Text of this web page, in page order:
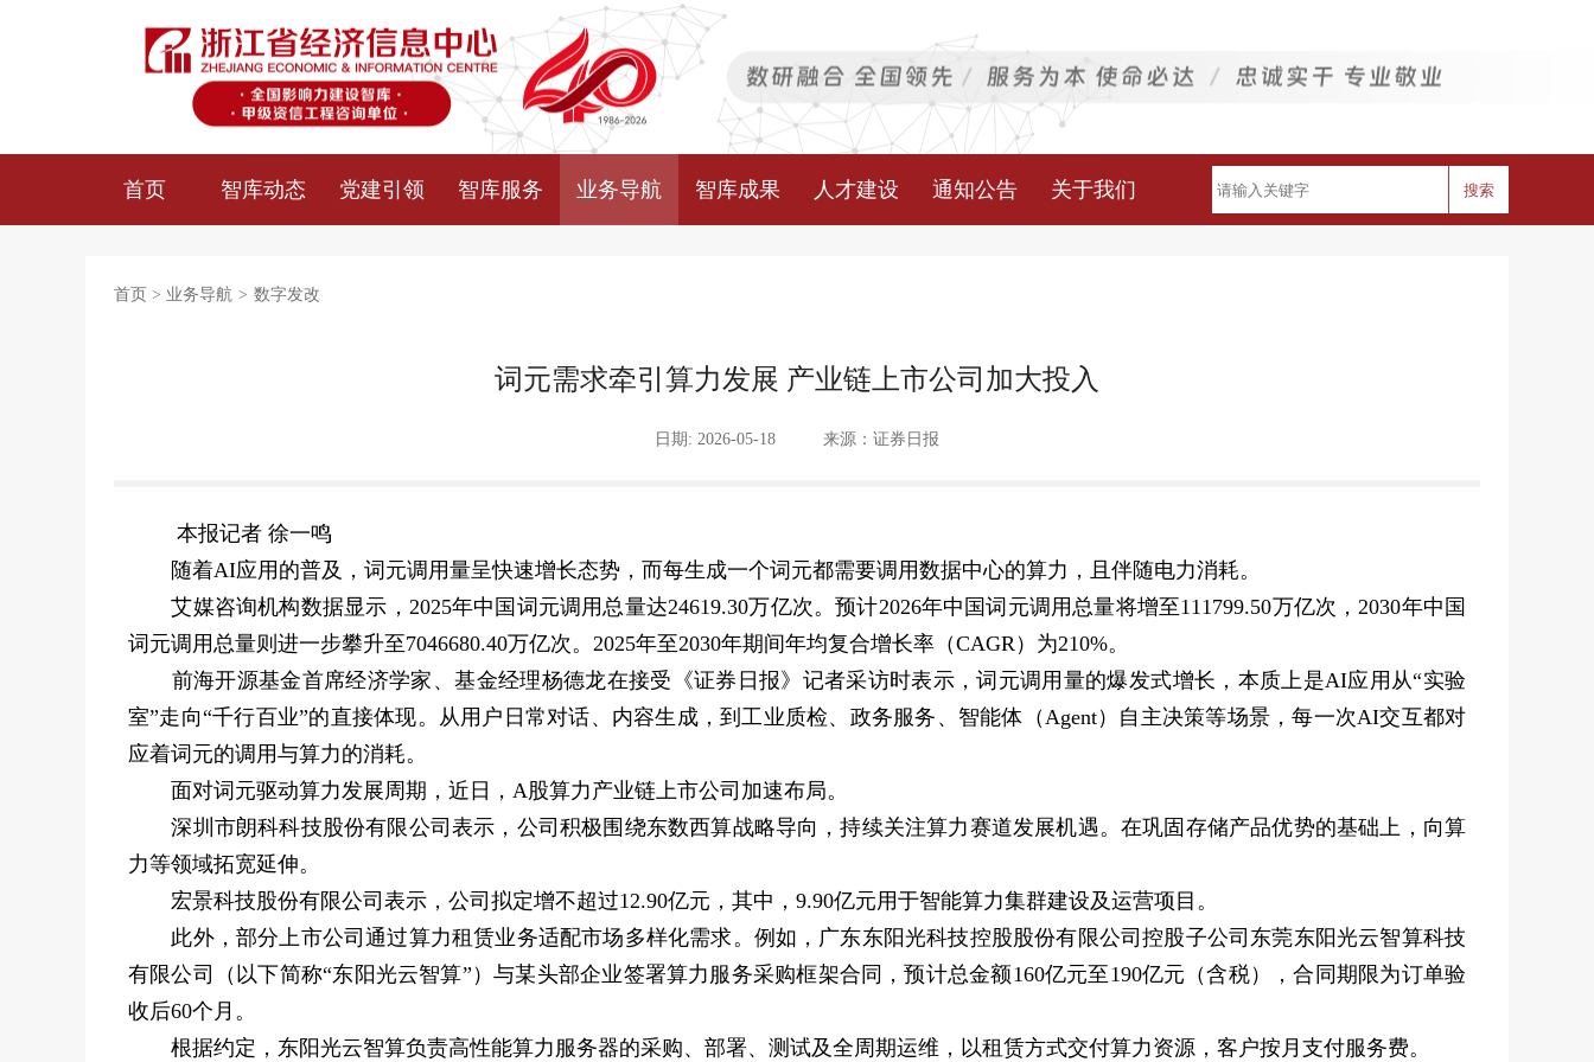
首页 智库动态 党建引领 智库服务 业务导航 智库成果 人才建设 通知公告 关于我们 搜索
首页 > 业务导航 > 数字发改
词元需求牵引算力发展 产业链上市公司加大投入
日期: 2026-05-18 来源：证券日报
本报记者 徐一鸣
随着AI应用的普及，词元调用量呈快速增长态势，而每生成一个词元都需要调用数据中心的算力，且伴随电力消耗。
艾媒咨询机构数据显示，2025年中国词元调用总量达24619.30万亿次。预计2026年中国词元调用总量将增至111799.50万亿次，2030年中国
词元调用总量则进一步攀升至7046680.40万亿次。2025年至2030年期间年均复合增长率（CAGR）为210%。
前海开源基金首席经济学家、基金经理杨德龙在接受《证券日报》记者采访时表示，词元调用量的爆发式增长，本质上是AI应用从“实验
室”走向“千行百业”的直接体现。从用户日常对话、内容生成，到工业质检、政务服务、智能体（Agent）自主决策等场景，每一次AI交互都对
应着词元的调用与算力的消耗。
面对词元驱动算力发展周期，近日，A股算力产业链上市公司加速布局。
深圳市朗科科技股份有限公司表示，公司积极围绕东数西算战略导向，持续关注算力赛道发展机遇。在巩固存储产品优势的基础上，向算
力等领域拓宽延伸。
宏景科技股份有限公司表示，公司拟定增不超过12.90亿元，其中，9.90亿元用于智能算力集群建设及运营项目。
此外，部分上市公司通过算力租赁业务适配市场多样化需求。例如，广东东阳光科技控股股份有限公司控股子公司东莞东阳光云智算科技
有限公司（以下简称“东阳光云智算”）与某头部企业签署算力服务采购框架合同，预计总金额160亿元至190亿元（含税），合同期限为订单验
收后60个月。
根据约定，东阳光云智算负责高性能算力服务器的采购、部署、测试及全周期运维，以租赁方式交付算力资源，客户按月支付服务费。